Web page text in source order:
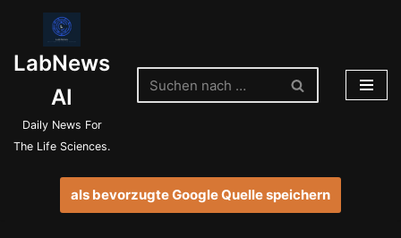
Inhalt
springen
LabNews
AI
Daily News For
The Life Sciences.
als bevorzugte Google Quelle speichern